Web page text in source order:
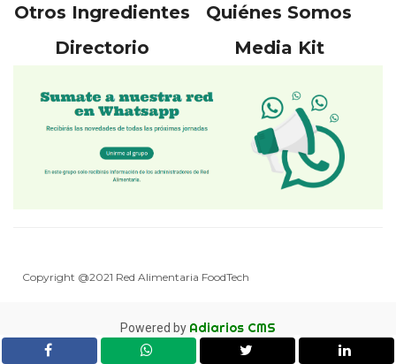
Otros Ingredientes
Quiénes Somos
Directorio
Media Kit
Copyright @2021 Red Alimentaria FoodTech
Powered by Adiarios CMS